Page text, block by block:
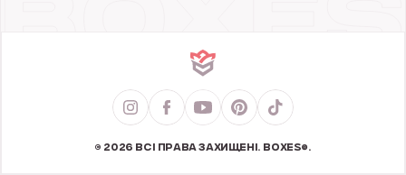
© 2026 ВСІ ПРАВА ЗАХИЩЕНІ. BOXES®.